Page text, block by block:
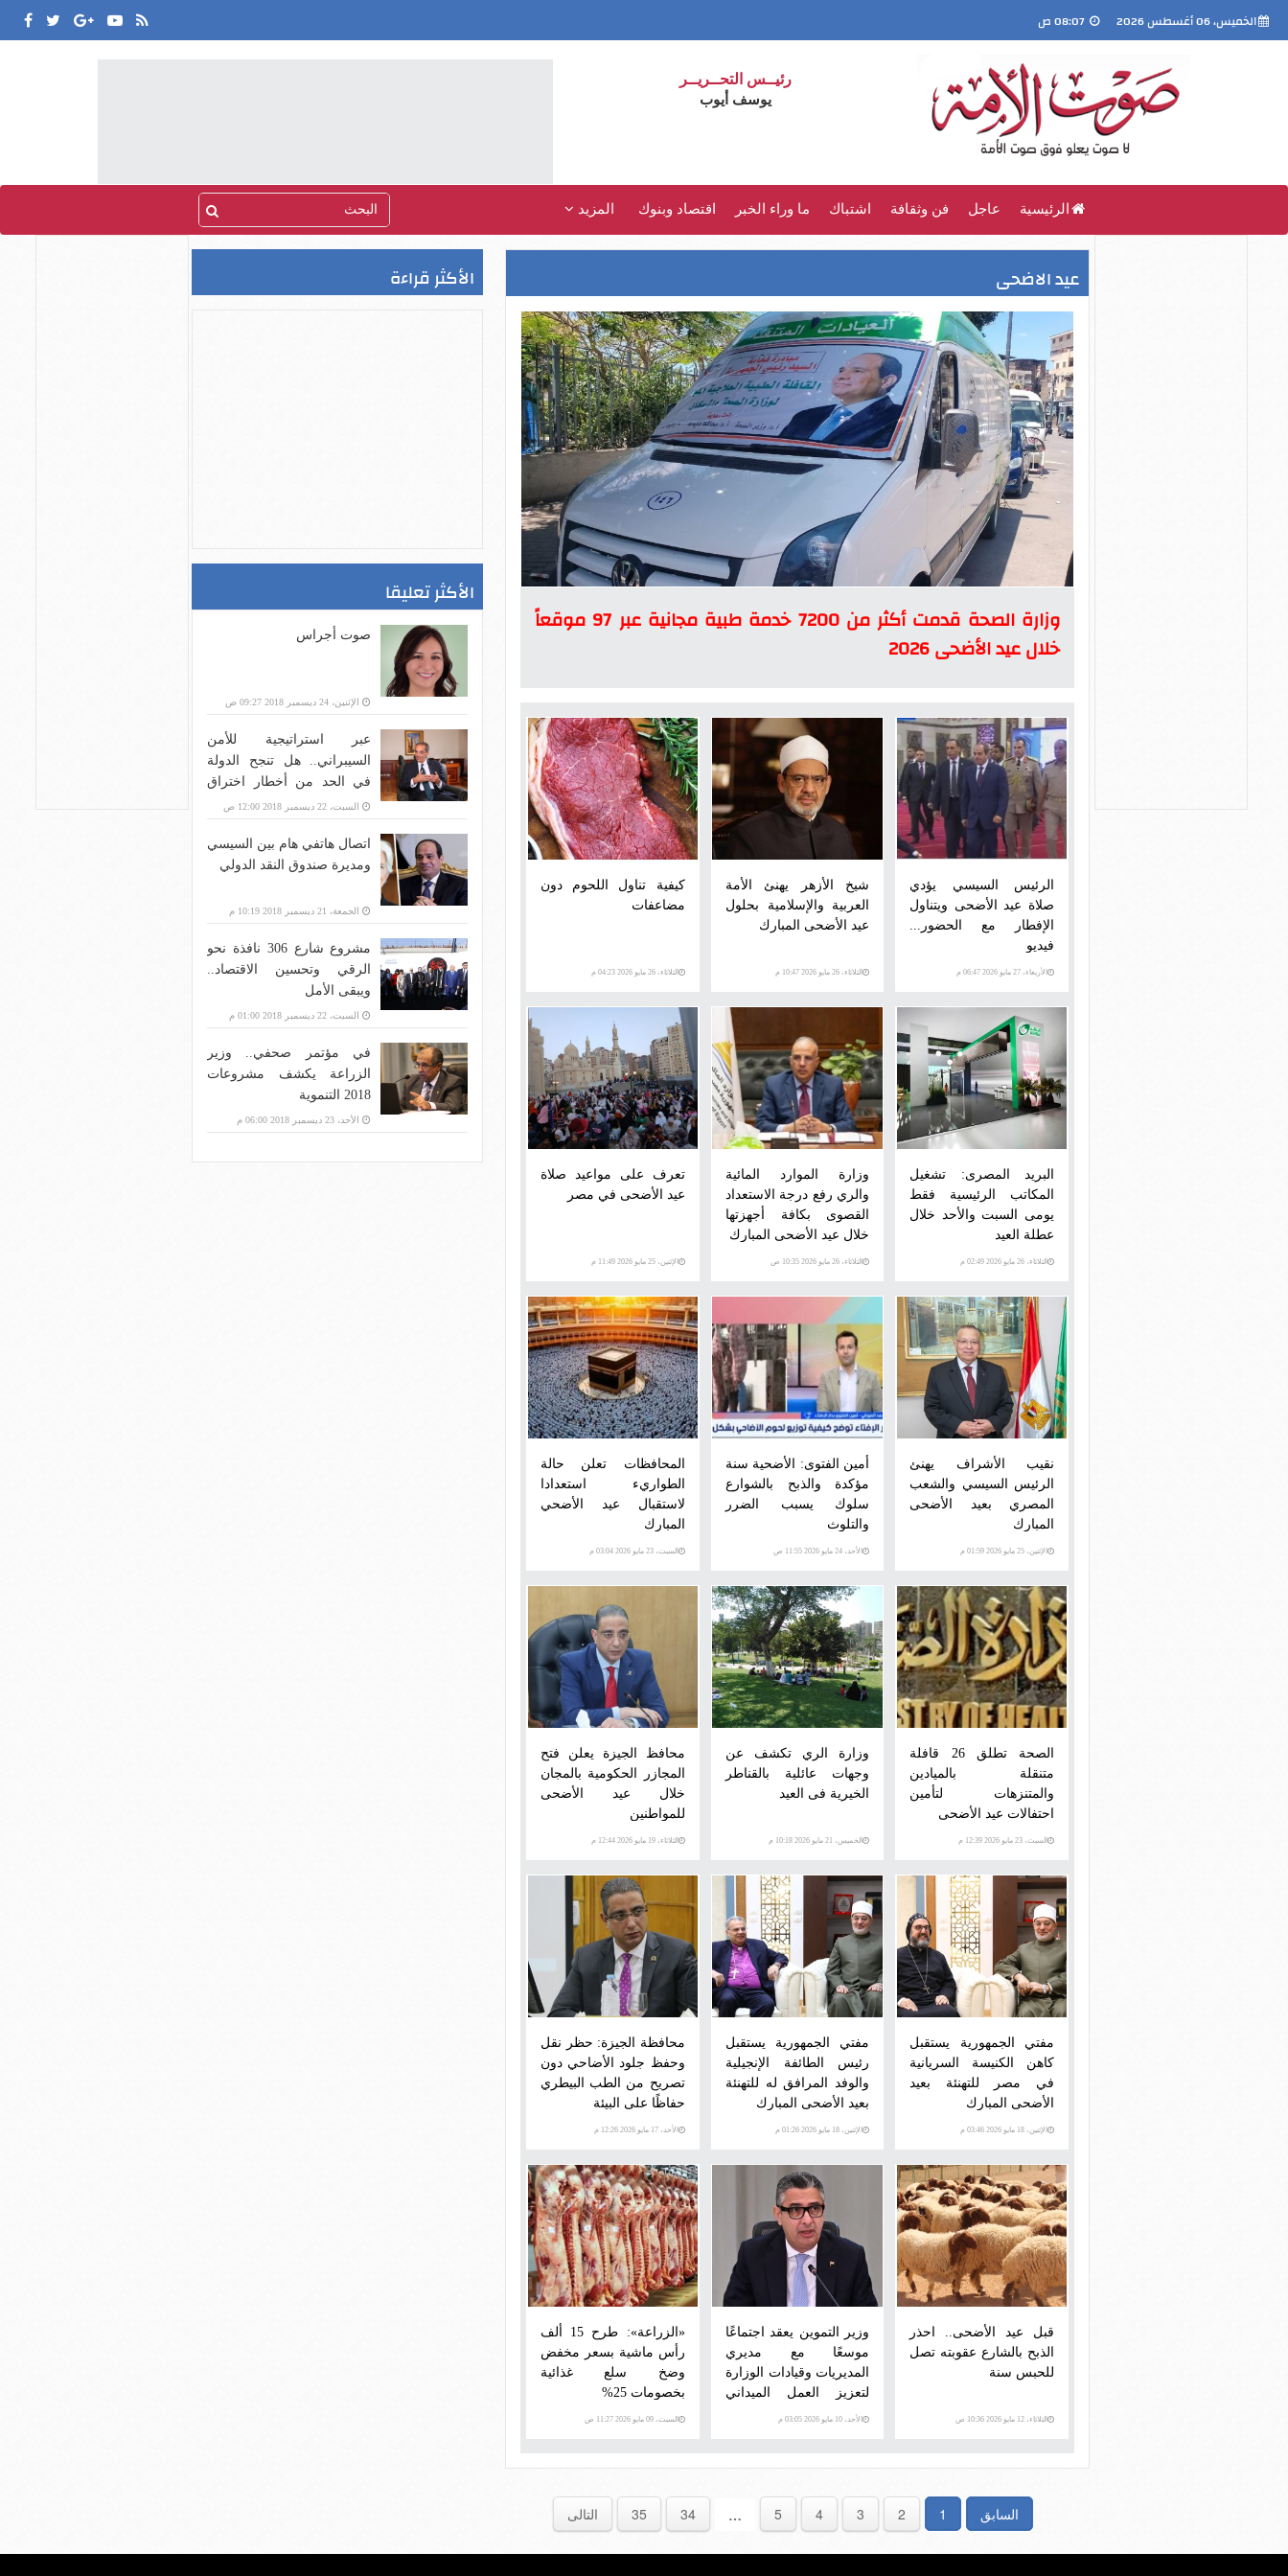
الخميس، 06 أغسطس 2026
رئيــس التحــريــر
يوسف أيوب
الرئيسية عاجل فن وثقافة اشتباك ما وراء الخبر اقتصاد وبنوك المزيد
عيد الاضحى
وزارة الصحة قدمت أكثر من 7200 خدمة طبية مجانية عبر 97 موقعاً
خلال عيد الأضحى 2026
الرئيس السيسي يؤدي
صلاة عيد الأضحى ويتناول
الإفطار مع الحضور...
فيديو
الأربعاء، 27 مايو 2026 06:47 م
شيخ الأزهر يهنئ الأمة
العربية والإسلامية بحلول
عيد الأضحى المبارك
الثلاثاء، 26 مايو 2026 10:47 م
كيفية تناول اللحوم دون
مضاعفات
الثلاثاء، 26 مايو 2026 04:23 م
البريد المصرى: تشغيل
المكاتب الرئيسية فقط
يومى السبت والأحد خلال
عطلة العيد
الثلاثاء، 26 مايو 2026 02:49 م
وزارة الموارد المائية
والري رفع درجة الاستعداد
القصوى بكافة أجهزتها
خلال عيد الأضحى المبارك
الثلاثاء، 26 مايو 2026 10:35 ص
تعرف على مواعيد صلاة
عيد الأضحى في مصر
الإثنين، 25 مايو 2026 11:49 م
نقيب الأشراف يهنئ
الرئيس السيسي والشعب
المصري بعيد الأضحى
المبارك
الإثنين، 25 مايو 2026 01:59 م
أمين الفتوى: الأضحية سنة
مؤكدة والذبح بالشوارع
سلوك يسبب الضرر
والتلوث
الأحد، 24 مايو 2026 11:55 ص
المحافظات تعلن حالة
الطواريء استعدادا
لاستقبال عيد الأضحي
المبارك
السبت، 23 مايو 2026 03:04 م
الصحة تطلق 26 قافلة
متنقلة بالميادين
والمتنزهات لتأمين
احتفالات عيد الأضحى
السبت، 23 مايو 2026 12:39 م
وزارة الري تكشف عن
وجهات عائلية بالقناطر
الخيرية فى العيد
الخميس، 21 مايو 2026 10:18 م
محافظ الجيزة يعلن فتح
المجازر الحكومية بالمجان
خلال عيد الأضحى
للمواطنين
الثلاثاء، 19 مايو 2026 12:44 م
مفتي الجمهورية يستقبل
كاهن الكنيسة السريانية
في مصر للتهنئة بعيد
الأضحى المبارك
الإثنين، 18 مايو 2026 03:46 م
مفتي الجمهورية يستقبل
رئيس الطائفة الإنجيلية
والوفد المرافق له للتهنئة
بعيد الأضحى المبارك
الإثنين، 18 مايو 2026 01:26 م
محافظة الجيزة: حظر نقل
وحفظ جلود الأضاحي دون
تصريح من الطب البيطري
حفاظًا على البيئة
الأحد، 17 مايو 2026 12:26 م
قبل عيد الأضحى.. احذر
الذبح بالشارع عقوبته تصل
للحبس سنة
الثلاثاء، 12 مايو 2026 10:36 ص
وزير التموين يعقد اجتماعًا
موسعًا مع مديري
المديريات وقيادات الوزارة
لتعزيز العمل الميداني
ومتابعة ملفات المرحلة
الأحد، 10 مايو 2026 03:05 م
«الزراعة»: طرح 15 ألف
رأس ماشية بسعر مخفض
وضخ سلع غذائية
بخصومات 25%
السبت، 09 مايو 2026 11:27 ص
السابق 1
2
3
4
5
…
34
35 التالى
الأكثر قراءة
الأكثر تعليقا
صوت أجراس
الإثنين، 24 ديسمبر 2018 09:27 ص
عبر استراتيجية للأمن
السيبراني.. هل تنجح الدولة
في الحد من أخطار اختراق
بنية الاتصالات؟
السبت، 22 ديسمبر 2018 12:00 ص
اتصال هاتفي هام بين السيسي
ومديرة صندوق النقد الدولي
الجمعة، 21 ديسمبر 2018 10:19 م
مشروع شارع 306 نافذة نحو
الرقي وتحسين الاقتصاد..
ويبقى الأمل
السبت، 22 ديسمبر 2018 01:00 م
في مؤتمر صحفي.. وزير
الزراعة يكشف مشروعات
2018 التنموية
الأحد، 23 ديسمبر 2018 06:00 م